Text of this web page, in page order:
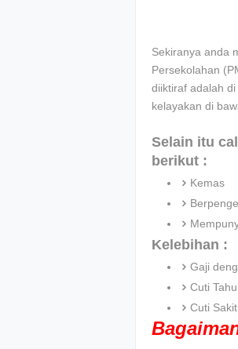
Sekiranya anda
Persekolahan
diiktiraf adalah
kelayakan di
Selain itu
berikut :
Kemas
Kelebihan :
Gaji
Cuti
Cuti